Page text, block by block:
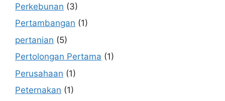
Perkebunan (3)
Pertambangan (1)
pertanian (5)
Pertolongan Pertama (1)
Perusahaan (1)
Peternakan (1)